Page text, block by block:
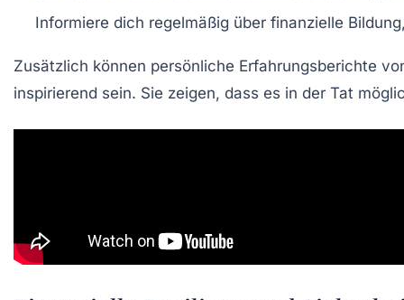
Informiere dich regelmäßig über finanzielle
Zusätzlich können persönliche Erfahrungsberichte
inspirierend sein. Sie zeigen, dass es in der Tat